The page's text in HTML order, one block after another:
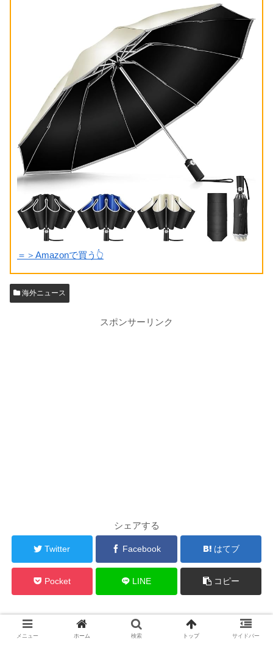
＝＞Amazonで買う👆
海外ニュース
スポンサーリンク
シェアする
Twitter Facebook はてブ
Pocket LINE コピー
watch＠２ちゃんねる をフォローする
メニュー ホーム 検索 トップ サイドバー